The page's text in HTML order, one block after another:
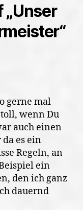
„Unser
gerne mal
wenn Du
auch einen
es ein
Regeln, an
ein
den ich ganz
dauernd